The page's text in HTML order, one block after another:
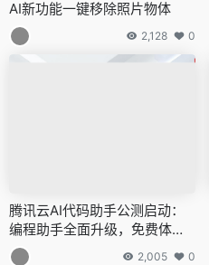
AI新功能一键移除照片物体
2,128 0
腾讯云AI代码助手公测启动：
编程助手全面升级，免费体验
编程新境界
2,005 0